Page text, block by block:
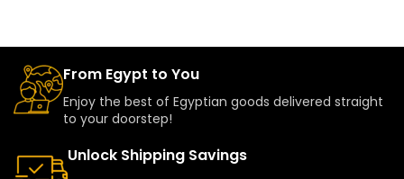
From Egypt to You
Enjoy the best of Egyptian goods delivered straight
to your doorstep!
Unlock Shipping Savings